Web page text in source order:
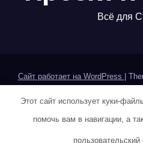
Всё для
Сайт работает на WordPress |
Home Sample Page
Политика
Этот сайт использует куки-
помочь вам в навигации, а
пользовательский